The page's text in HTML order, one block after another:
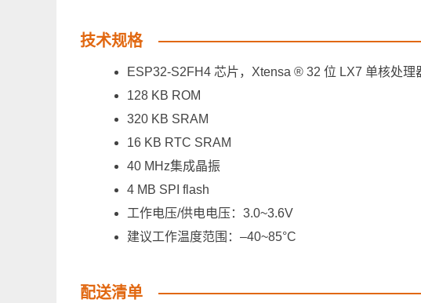
技术规格
ESP32-S2FH4 芯片，Xtensa ® 32 位 LX7 单核处理
128 KB ROM
320 KB SRAM
16 KB RTC SRAM
40 MHz集成晶振
4 MB SPI flash
工作电压/供电电压：3.0~3.6V
建议工作温度范围：–40~85°C
配送清单